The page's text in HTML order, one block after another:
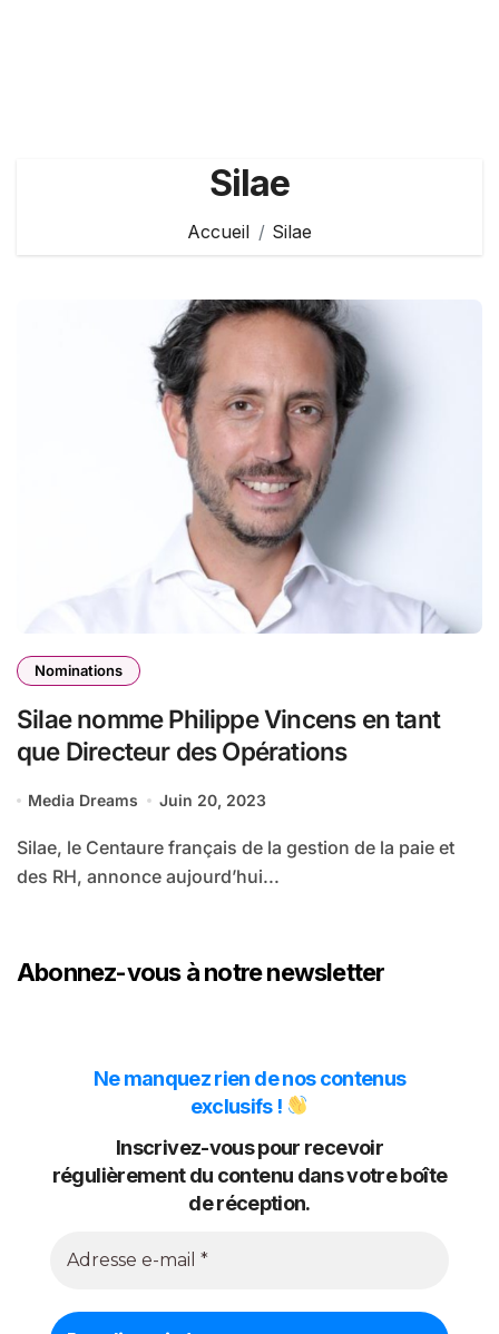
Silae
Accueil Silae
Nominations
Silae nomme Philippe Vincens en tant
que Directeur des Opérations
Media Dreams Juin 20, 2023
Silae, le Centaure français de la gestion de la paie et
des RH, annonce aujourd’hui...
Abonnez-vous à notre newsletter
Ne manquez rien de nos contenus
exclusifs !
Inscrivez-vous pour recevoir
régulièrement du contenu dans votre boîte
de réception.